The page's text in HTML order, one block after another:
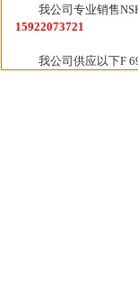
我公司专业销售
15922073721
我公司供应以下F